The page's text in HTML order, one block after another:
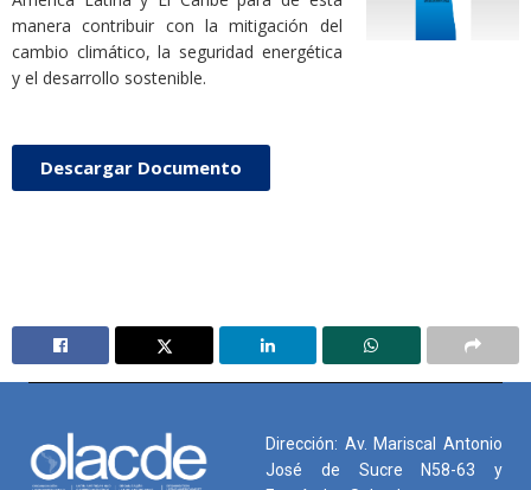
manera contribuir con la mitigación del
cambio climático, la seguridad energética
y el desarrollo sostenible.
Descargar Documento
Dirección: Av. Mariscal Antonio
José de Sucre N58-63 y